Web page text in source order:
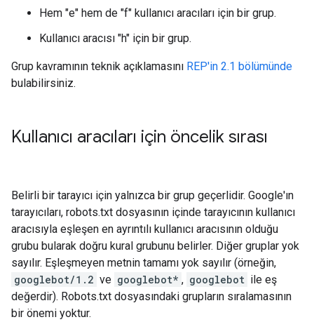
Hem "e" hem de "f" kullanıcı aracıları için bir grup.
Kullanıcı aracısı "h" için bir grup.
Grup kavramının teknik açıklamasını REP'in 2.1 bölümünde
bulabilirsiniz.
Kullanıcı aracıları için öncelik sırası
Belirli bir tarayıcı için yalnızca bir grup geçerlidir. Google'ın
tarayıcıları, robots.txt dosyasının içinde tarayıcının kullanıcı
aracısıyla eşleşen en ayrıntılı kullanıcı aracısının olduğu
grubu bularak doğru kural grubunu belirler. Diğer gruplar yok
sayılır. Eşleşmeyen metnin tamamı yok sayılır (örneğin,
googlebot/1.2 ve googlebot* , googlebot ile eş
değerdir). Robots.txt dosyasındaki grupların sıralamasının
bir önemi yoktur.